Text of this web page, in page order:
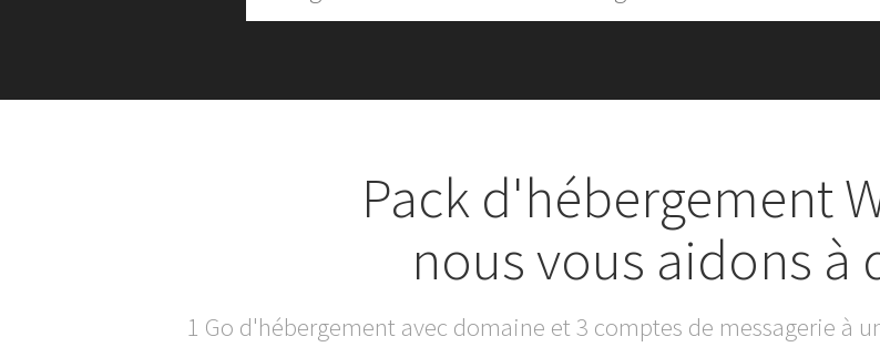
Pack d'hébergement
nous vous aidons à
1 Go d'hébergement avec domaine et 3 comptes de messagerie à